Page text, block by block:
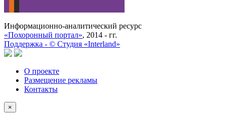
Информационно-аналитический ресурс
«Похоронный портал», 2014 - гг.
Поддержка - © Cтудия «Interland»
О проекте
Размещение рекламы
Контакты
×